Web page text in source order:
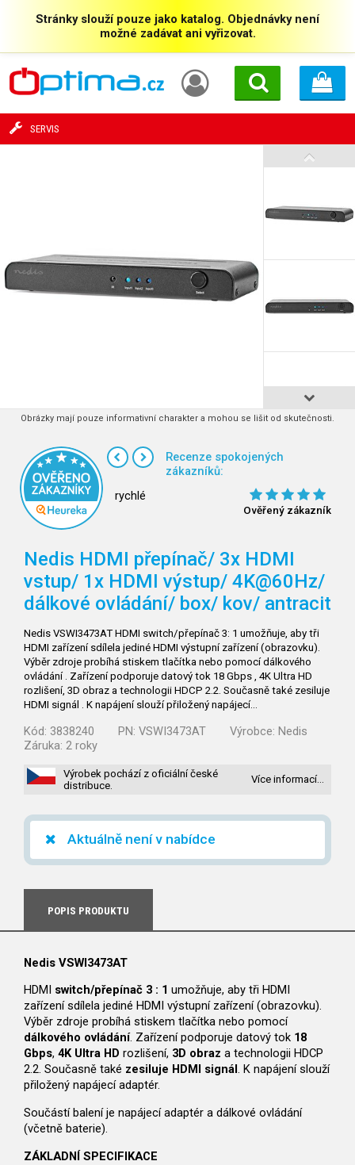
Stránky slouží pouze jako katalog. Objednávky není
možné zadávat ani vyřizovat.
SERVIS
Obrázky mají pouze informativní charakter a mohou se lišit od skutečnosti.
Recenze spokojených
zákazníků:
rychlé
Ověřený zákazník
Nedis HDMI přepínač/ 3x HDMI
vstup/ 1x HDMI výstup/ 4K@60Hz/
dálkové ovládání/ box/ kov/ antracit
Nedis VSWI3473AT HDMI switch/přepínač 3: 1 umožňuje, aby tři
HDMI zařízení sdílela jediné HDMI výstupní zařízení (obrazovku).
Výběr zdroje probíhá stiskem tlačítka nebo pomocí dálkového
ovládání . Zařízení podporuje datový tok 18 Gbps , 4K Ultra HD
rozlišení, 3D obraz a technologii HDCP 2.2. Současně také zesiluje
HDMI signál . K napájení slouží přiložený napájecí…
Kód: 3838240 PN: VSWI3473AT Výrobce: Nedis
Záruka: 2 roky
Výrobek pochází z oficiální české
distribuce.
Více informací…
Aktuálně není v nabídce
POPIS PRODUKTU
Nedis VSWI3473AT
HDMI switch/přepínač 3 : 1 umožňuje, aby tři HDMI
zařízení sdílela jediné HDMI výstupní zařízení (obrazovku).
Výběr zdroje probíhá stiskem tlačítka nebo pomocí
dálkového ovládání. Zařízení podporuje datový tok 18
Gbps, 4K Ultra HD rozlišení, 3D obraz a technologii HDCP
2.2. Současně také zesiluje HDMI signál . K napájení slouží
přiložený napájecí adaptér.
Součástí balení je napájecí adaptér a dálkové ovládání
(včetně baterie).
ZÁKLADNÍ SPECIFIKACE